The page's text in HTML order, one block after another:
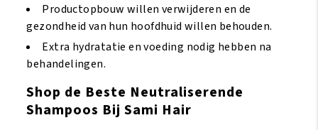
Productopbouw willen verwijderen en de
gezondheid van hun hoofdhuid willen behouden.
Extra hydratatie en voeding nodig hebben na
behandelingen.
Shop de Beste Neutraliserende
Shampoos Bij Sami Hair